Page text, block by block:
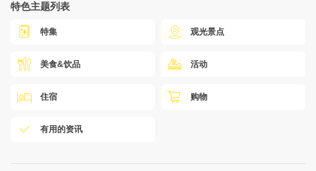
特色主题列表
特集 观光景点
美食&饮品 活动
住宿 购物
有用的资讯